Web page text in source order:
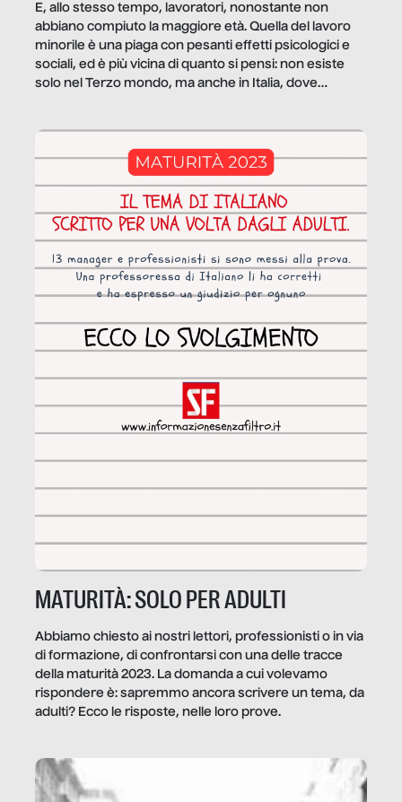
E, allo stesso tempo, lavoratori, nonostante non
abbiano compiuto la maggiore età. Quella del lavoro
minorile è una piaga con pesanti effetti psicologici e
sociali, ed è più vicina di quanto si pensi: non esiste
solo nel Terzo mondo, ma anche in Italia, dove
MATURITÀ: SOLO PER ADULTI
Abbiamo chiesto ai nostri lettori, professionisti o in via
di formazione, di confrontarsi con una delle tracce
della maturità 2023. La domanda a cui volevamo
rispondere è: sapremmo ancora scrivere un tema, da
adulti? Ecco le risposte, nelle loro prove.